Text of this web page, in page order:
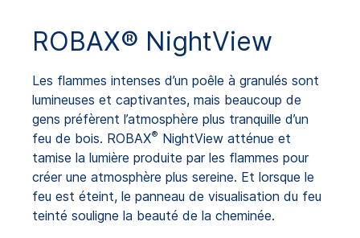
ROBAX® NightView
Les flammes intenses d’un poêle à granulés sont
lumineuses et captivantes, mais beaucoup de
gens préfèrent l’atmosphère plus tranquille d’un
feu de bois. ROBAX® NightView atténue et
tamise la lumière produite par les flammes pour
créer une atmosphère plus sereine. Et lorsque le
feu est éteint, le panneau de visualisation du feu
teinté souligne la beauté de la cheminée.